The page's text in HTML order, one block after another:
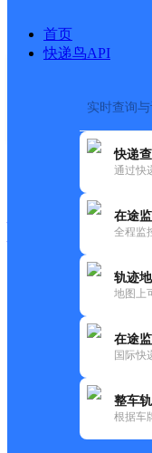
首页
快递鸟API
实时查询
快递
通过快
在途
全程监
轨迹
地图上
在途
国际快
整车
根据车
申通
新
更新时